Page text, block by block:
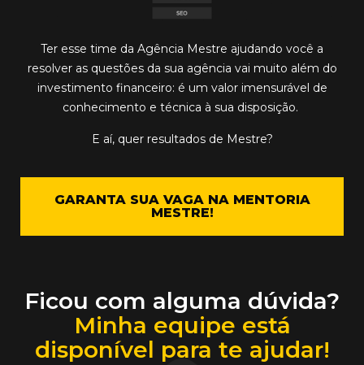
Ter esse time da Agência Mestre ajudando você a
resolver as questões da sua agência vai muito além do
investimento financeiro: é um valor imensurável de
conhecimento e técnica à sua disposição.
E aí, quer resultados de Mestre?
GARANTA SUA VAGA NA MENTORIA
MESTRE!
Ficou com alguma dúvida?
Minha equipe está
disponível para te ajudar!